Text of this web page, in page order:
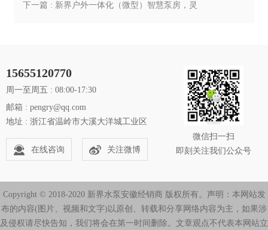
选，高效泵能新体验
下一篇 : 新界户外一体化（微型）智慧泵房，灵
15655120770
周一至周五 : 08:00-17:30
邮箱 : pengry@qq.com
地址 : 浙江省温岭市大溪大洋城工业区
在线咨询 关注微博
微信扫一扫
即刻关注我们公众号
Copyright © 2018-2020 新界水泵安徽经销商 版权所有。声明：本网站发
布的内容(图片、视频和文字)以原创、转载和分享网络内容为主，如果涉
及侵权请尽快告知，我们将会在第一时间删除。文章观点不代表本网站立